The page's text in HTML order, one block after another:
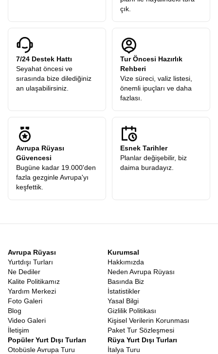
çık.
7/24 Destek Hattı
Seyahat öncesi ve
sırasında bize dilediğiniz
an ulaşabilirsiniz.
Tur Öncesi Hazırlık
Rehberi
Vize süreci, valiz listesi,
önemli ipuçları ve daha
fazlası.
Avrupa Rüyası
Güvencesi
Bugüne kadar 19.000'den
fazla gezginle Avrupa'yı
keşfettik.
Esnek Tarihler
Planlar değişebilir, biz
daima buradayız.
Avrupa Rüyası
Yurtdışı Turları
Ne Dediler
Kalite Politikamız
Yardım Merkezi
Foto Galeri
Blog
Video Galeri
İletişim
Kurumsal
Hakkımızda
Neden Avrupa Rüyası
Basında Biz
İstatistikler
Yasal Bilgi
Gizlilik Politikası
Kişisel Verilerin Korunması
Paket Tur Sözleşmesi
Popüler Yurt Dışı Turları
Otobüsle Avrupa Turu
Rüya Yurt Dışı Turları
İtalya Turu